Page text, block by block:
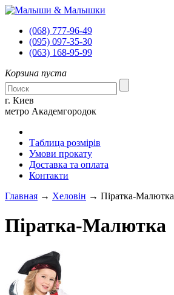
(068) 777-96-49
(095) 097-35-30
(063) 168-95-99
Корзина пуста
г. Киев
метро Академгородок
Таблица розмірів
Умови прокату
Доставка та оплата
Контакти
Главная → Хеловін → Піратка-Малютка
Піратка-Малютка